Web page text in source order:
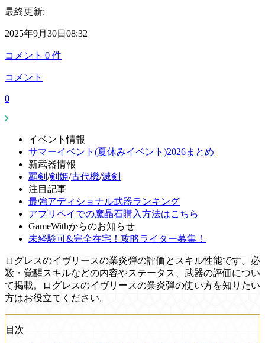
最終更新:
2025年9月30日08:32
コメント 0 件
コメント
0
イベント情報
サマーイベント(夏休みイベント)2026まとめ
新武器情報
覇剣 /剣姫/古代機/滅剣
注目記事
最強アディショナル武器ランキング
アプリペイでの魔晶石購入方法はこちら
GameWithからのお知らせ
未経験可&完全在宅！攻略ライター募集！
ログレスのイヴリースの業炎弾の評価とスキル性能です。必
殺・覚醒スキルなどの内容やステータス、武器の評価につい
て掲載。ログレスのイヴリースの業炎弾の使い方を知りたい
方はお役立てください。
目次